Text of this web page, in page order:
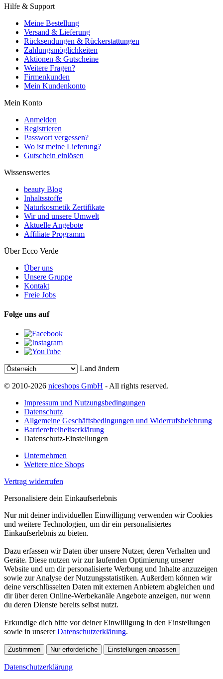
Hilfe & Support
Meine Bestellung
Versand & Lieferung
Rücksendungen & Rückerstattungen
Zahlungsmöglichkeiten
Aktionen & Gutscheine
Weitere Fragen?
Firmenkunden
Mein Kundenkonto
Mein Konto
Anmelden
Registrieren
Passwort vergessen?
Wo ist meine Lieferung?
Gutschein einlösen
Wissenswertes
beauty Blog
Inhaltsstoffe
Naturkosmetik Zertifikate
Wir und unsere Umwelt
Aktuelle Angebote
Affiliate Programm
Über Ecco Verde
Über uns
Unsere Gruppe
Kontakt
Freie Jobs
Folge uns auf
Land ändern
© 2010-2026 niceshops GmbH - All rights reserved.
Impressum und Nutzungsbedingungen
Datenschutz
Allgemeine Geschäftsbedingungen und Widerrufsbelehrung
Barrierefreiheitserklärung
Datenschutz-Einstellungen
Unternehmen
Weitere nice Shops
Vertrag widerrufen
Personalisiere dein Einkaufserlebnis
Nur mit deiner individuellen Einwilligung verwenden wir Cookies
und weitere Technologien, um dir ein personalisiertes
Einkaufserlebnis zu bieten.
Dazu erfassen wir Daten über unsere Nutzer, deren Verhalten und
Geräte. Diese nutzen wir zur laufenden Optimierung unserer
Website und um dir personalisierte Werbung und Inhalte anzuzeigen
sowie zur Analyse der Nutzungsstatistiken. Außerdem können wir
deine verschlüsselten Daten mit externen Anbietern abgleichen und
dir über deren Online-Werbekanäle Angebote anzeigen, nur wenn
du deren Dienste bereits selbst nutzt.
Erkundige dich bitte vor deiner Einwilligung in den Einstellungen
sowie in unsererDatenschutzerklärung.
Zustimmen Nur erforderliche Einstellungen anpassen
Datenschutzerklärung